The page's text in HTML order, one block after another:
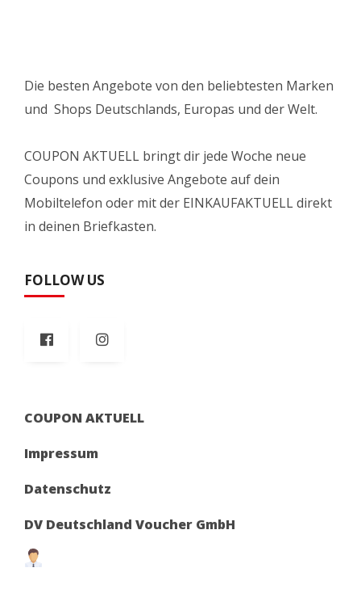
Die besten Angebote von den beliebtesten Marken
und Shops Deutschlands, Europas und der Welt.
COUPON AKTUELL bringt dir jede Woche neue
Coupons und exklusive Angebote auf dein
Mobiltelefon oder mit der EINKAUFAKTUELL direkt
in deinen Briefkasten.
FOLLOW US
COUPON AKTUELL
Impressum
Datenschutz
DV Deutschland Voucher GmbH